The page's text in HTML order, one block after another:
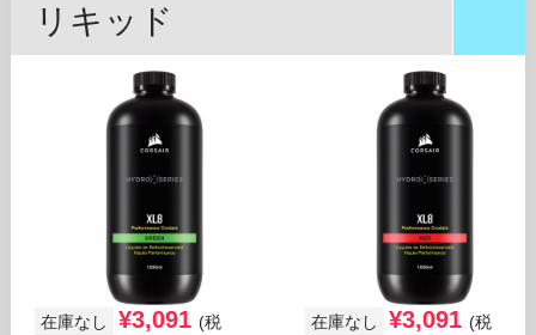
リキッド
在庫なし ¥3,091 (税
在庫なし ¥3,091 (税